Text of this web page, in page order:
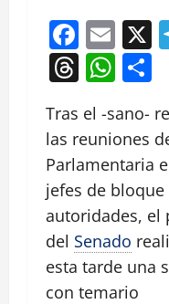
X
Tras el -sano-
las reuniones
Parlamentaria
jefes de bloque
autoridades, el
del Senado
esta tarde una
con temario